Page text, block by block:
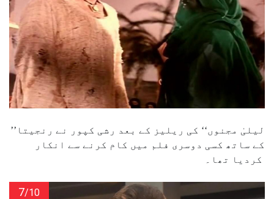
’’لیلیٰ مجنوں‘‘ کی ریلیز کے بعد رشی کپور نے رنجیتا
کے ساتھ کسی دوسری فلم میں کام کرنے سے انکار
7/10